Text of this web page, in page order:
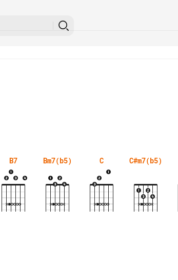
B7 Bm7(b5) C C#m7(b5)